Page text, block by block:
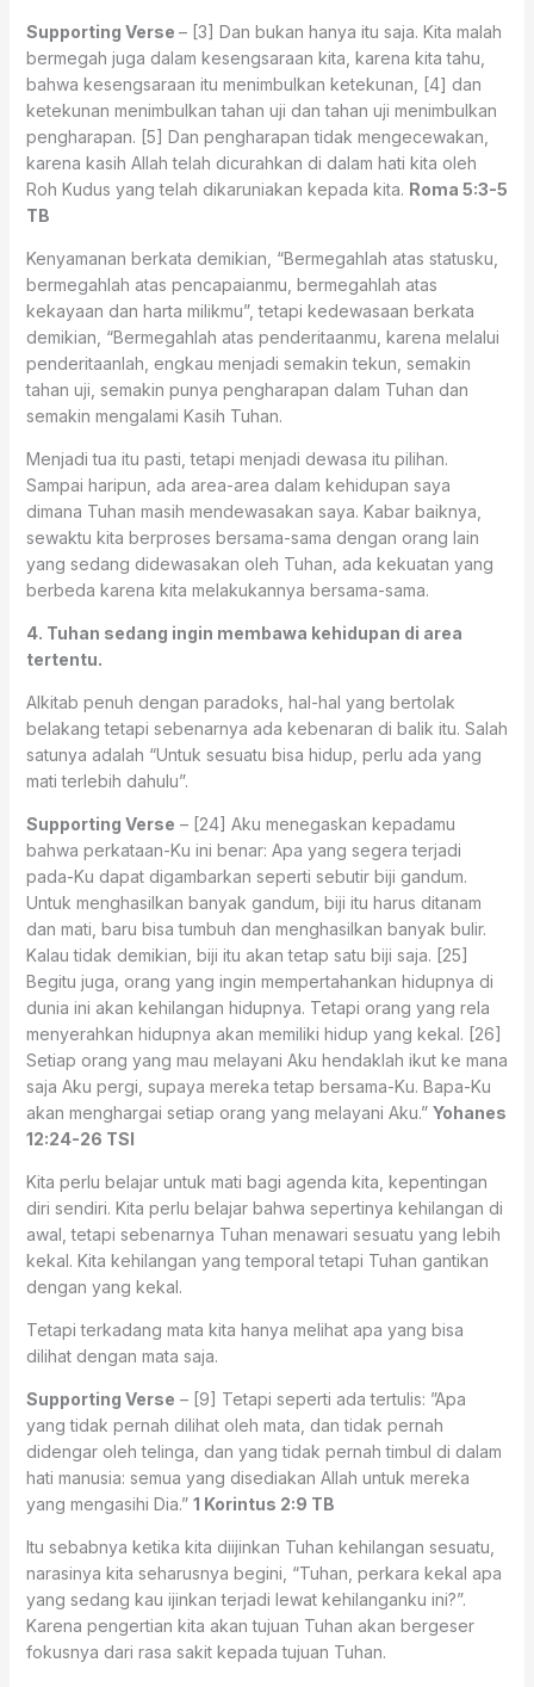
Supporting Verse – [3] Dan bukan hanya itu saja. Kita malah
bermegah juga dalam kesengsaraan kita, karena kita tahu,
bahwa kesengsaraan itu menimbulkan ketekunan, [4] dan
ketekunan menimbulkan tahan uji dan tahan uji menimbulkan
pengharapan. [5] Dan pengharapan tidak mengecewakan,
karena kasih Allah telah dicurahkan di dalam hati kita oleh
Roh Kudus yang telah dikaruniakan kepada kita. Roma 5:3-5
TB
Kenyamanan berkata demikian, “Bermegahlah atas statusku,
bermegahlah atas pencapaianmu, bermegahlah atas
kekayaan dan harta milikmu”, tetapi kedewasaan berkata
demikian, “Bermegahlah atas penderitaanmu, karena melalui
penderitaanlah, engkau menjadi semakin tekun, semakin
tahan uji, semakin punya pengharapan dalam Tuhan dan
semakin mengalami Kasih Tuhan.
Menjadi tua itu pasti, tetapi menjadi dewasa itu pilihan.
Sampai haripun, ada area-area dalam kehidupan saya
dimana Tuhan masih mendewasakan saya. Kabar baiknya,
sewaktu kita berproses bersama-sama dengan orang lain
yang sedang didewasakan oleh Tuhan, ada kekuatan yang
berbeda karena kita melakukannya bersama-sama.
4. Tuhan sedang ingin membawa kehidupan di area
tertentu.
Alkitab penuh dengan paradoks, hal-hal yang bertolak
belakang tetapi sebenarnya ada kebenaran di balik itu. Salah
satunya adalah “Untuk sesuatu bisa hidup, perlu ada yang
mati terlebih dahulu”.
Supporting Verse – [24] Aku menegaskan kepadamu
bahwa perkataan-Ku ini benar: Apa yang segera terjadi
pada-Ku dapat digambarkan seperti sebutir biji gandum.
Untuk menghasilkan banyak gandum, biji itu harus ditanam
dan mati, baru bisa tumbuh dan menghasilkan banyak bulir.
Kalau tidak demikian, biji itu akan tetap satu biji saja. [25]
Begitu juga, orang yang ingin mempertahankan hidupnya di
dunia ini akan kehilangan hidupnya. Tetapi orang yang rela
menyerahkan hidupnya akan memiliki hidup yang kekal. [26]
Setiap orang yang mau melayani Aku hendaklah ikut ke mana
saja Aku pergi, supaya mereka tetap bersama-Ku. Bapa-Ku
akan menghargai setiap orang yang melayani Aku.” Yohanes
12:24-26 TSI
Kita perlu belajar untuk mati bagi agenda kita, kepentingan
diri sendiri. Kita perlu belajar bahwa sepertinya kehilangan di
awal, tetapi sebenarnya Tuhan menawari sesuatu yang lebih
kekal. Kita kehilangan yang temporal tetapi Tuhan gantikan
dengan yang kekal.
Tetapi terkadang mata kita hanya melihat apa yang bisa
dilihat dengan mata saja.
Supporting Verse – [9] Tetapi seperti ada tertulis: ”Apa
yang tidak pernah dilihat oleh mata, dan tidak pernah
didengar oleh telinga, dan yang tidak pernah timbul di dalam
hati manusia: semua yang disediakan Allah untuk mereka
yang mengasihi Dia.” 1 Korintus 2:9 TB
Itu sebabnya ketika kita diijinkan Tuhan kehilangan sesuatu,
narasinya kita seharusnya begini, “Tuhan, perkara kekal apa
yang sedang kau ijinkan terjadi lewat kehilanganku ini?”.
Karena pengertian kita akan tujuan Tuhan akan bergeser
fokusnya dari rasa sakit kepada tujuan Tuhan.